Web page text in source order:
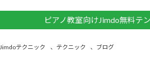
ピアノ教室向けJimdo無料テ
Jimdoテクニック 、 テクニック 、 ブログ